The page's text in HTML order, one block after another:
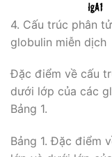
4. Cấu trúc phân
globulin miễn dịch
Đặc điểm về cấu
dưới lớp của các
Bảng 1.
Bảng 1. Đặc điểm